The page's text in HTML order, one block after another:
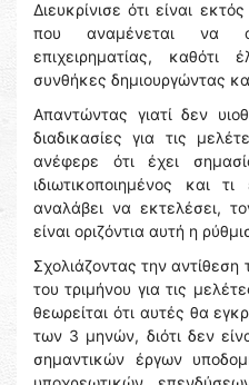
Διευκρίνισε ότι είναι
που αναμένεται να
επιχειρηματίας, καθότι
συνθήκες δημιουργώντας
Απαντώντας γιατί δεν
διαδικασίες για τις
ανέφερε ότι έχει
ιδιωτικοποιημένος και
αναλάβει να εκτελέσει,
είναι οριζόντια αυτή η
Σχολιάζοντας την αντίθεση
του τριμήνου για τις
θεωρείται ότι αυτές θα
των 3 μηνών, διότι δεν
σημαντικών έργων